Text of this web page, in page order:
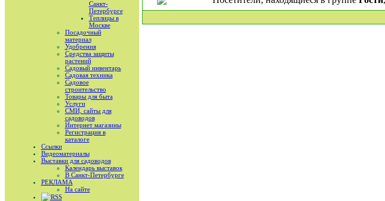
Санкт-
Петербурге
Теплицы в
Москве
Посадочный
материал
Удобрения
Средства защиты
растений
Садовый инвентарь
Садовая техника
Садовое
строительство
Товары для быта
Услуги
СМИ, сайты для
садоводов
Интернет магазины
Регистрация в
каталоге
Ссылки
Видеоматериалы
Выставки для садоводов
Календарь выставок
В Санкт-Петербурге
РЕКЛАМА
На сайте
RSS